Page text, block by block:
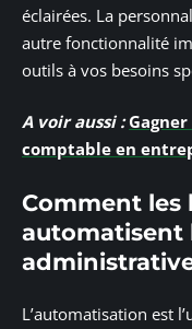
éclairées. La
autre fonctionnalité
outils à vos besoins
A voir aussi :
comptable en
Comment les
automatisent
L’automatisation est